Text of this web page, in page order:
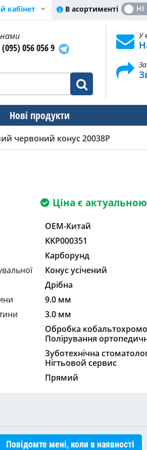
В асортименті
ТАК НІ
кабінет
(095) 056 056 9
У
Нові продукти
червоний конус 20038P
Ціна є актуальною
OEM-Китай
KKP000351
Карборунд
Конус усічений
Дрібна
9.0 мм
3.0 мм
Обробка
Полірування
Зуботехнічна
Нігтьовой сервис
Прямий
Повідомте мені, коли в наявності